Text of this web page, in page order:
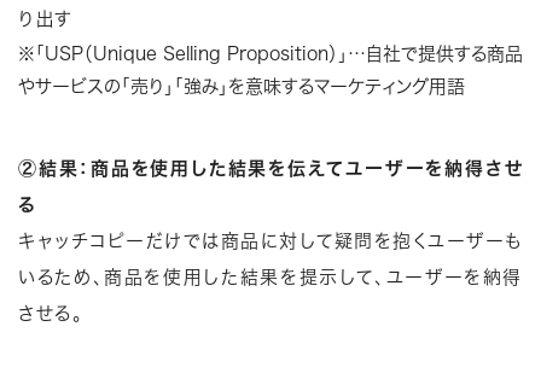
り出す
※「USP（Unique Selling Proposition）」…自社で提供する商品
やサービスの「売り」「強み」を意味するマーケティング用語
②結果：商品を使用した結果を伝えてユーザーを納得させ
る
キャッチコピーだけでは商品に対して疑問を抱くユーザーも
いるため、商品を使用した結果を提示して、ユーザーを納得
させる。